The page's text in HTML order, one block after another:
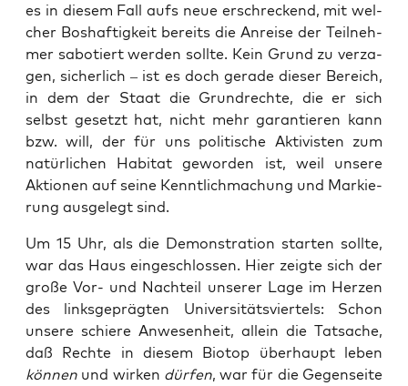
es in die­sem Fall aufs neue erschre­ckend, mit wel­
cher Bos­haf­tig­keit bereits die Anrei­se der Teil­neh­
mer sabo­tiert wer­den soll­te. Kein Grund zu ver­za­
gen, sicher­lich – ist es doch gera­de die­ser Bereich,
in dem der Staat die Grund­rech­te, die er sich
selbst gesetzt hat, nicht mehr garan­tie­ren kann
bzw. will, der für uns poli­ti­sche Akti­vis­ten zum
natür­li­chen Habi­tat gewor­den ist, weil unse­re
Aktio­nen auf sei­ne Kennt­lich­ma­chung und Mar­kie­
rung aus­ge­legt sind.
Um 15 Uhr, als die Demons­tra­ti­on star­ten soll­te,
war das Haus ein­ge­schlos­sen. Hier zeig­te sich der
gro­ße Vor- und Nach­teil unse­rer Lage im Her­zen
des links­ge­präg­ten Uni­ver­si­täts­vier­tels: Schon
unse­re schie­re Anwe­sen­heit, allein die Tat­sa­che,
daß Rech­te in die­sem Bio­top über­haupt leben
kön­nen und wir­ken dür­fen, war für die Gegen­sei­te